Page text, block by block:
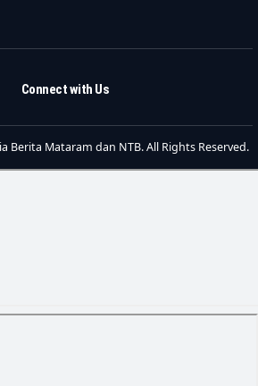
Connect with Us
Berita Mataram dan NTB. All Rights Reserved.